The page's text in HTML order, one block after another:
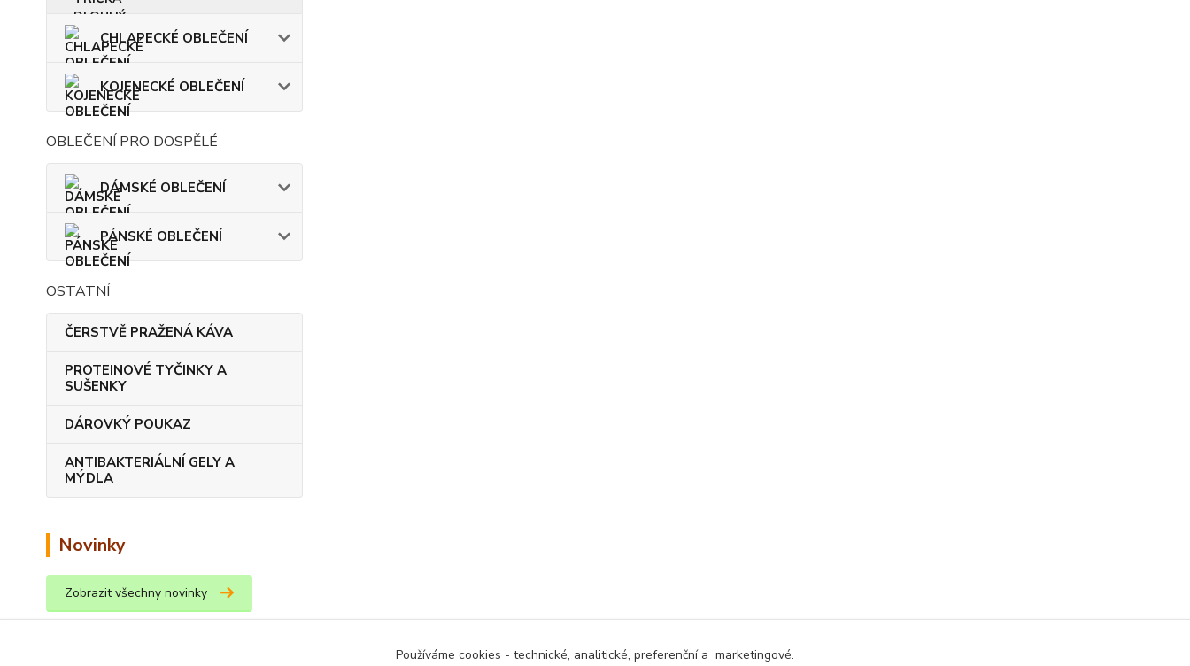
CHLAPECKÉ OBLEČENÍ
KOJENECKÉ OBLEČENÍ
OBLEČENÍ PRO DOSPĚLÉ
DÁMSKÉ OBLEČENÍ
PÁNSKÉ OBLEČENÍ
OSTATNÍ
ČERSTVĚ PRAŽENÁ KÁVA
PROTEINOVÉ TYČINKY A
SUŠENKY
DÁROVKÝ POUKAZ
ANTIBAKTERIÁLNÍ GELY A
MÝDLA
Novinky
Zobrazit všechny novinky
Používáme cookies - technické, analitické, preferenční a marketingové.